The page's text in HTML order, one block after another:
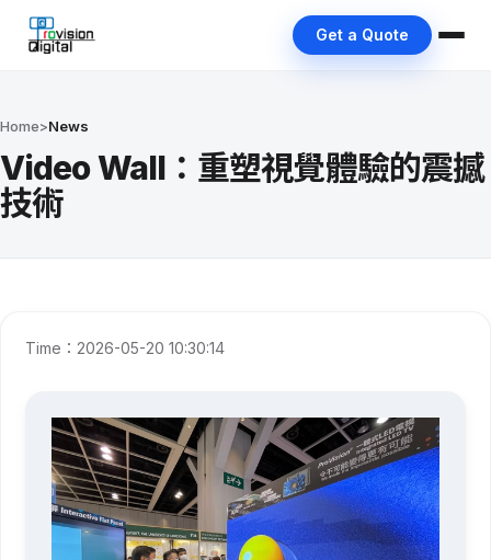
Get a Quote
Home>News
Video Wall：重塑視覺體驗的震撼
技術
Time：2026-05-20 10:30:14